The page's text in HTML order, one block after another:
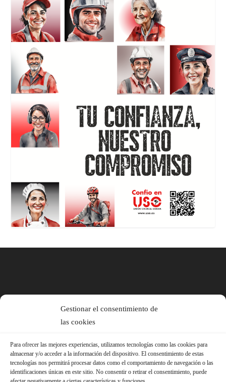
Gestionar el consentimiento de
las cookies
Para ofrecer las mejores experiencias, utilizamos tecnologías como las cookies para
almacenar y/o acceder a la información del dispositivo. El consentimiento de estas
tecnologías nos permitirá procesar datos como el comportamiento de navegación o las
identificaciones únicas en este sitio. No consentir o retirar el consentimiento, puede